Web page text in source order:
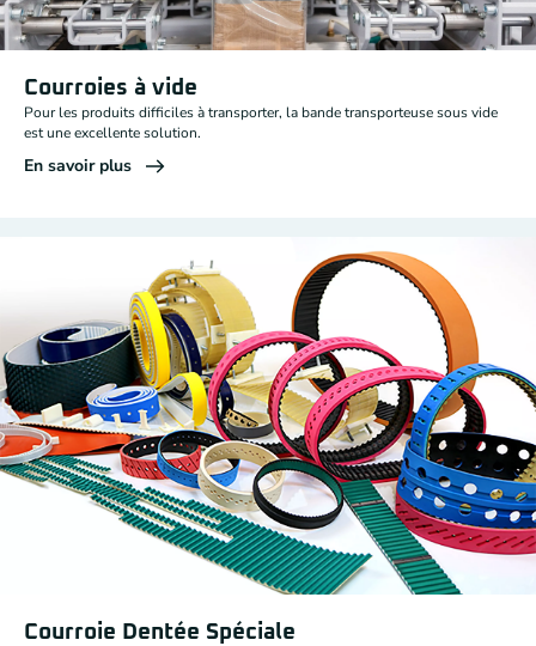
Courroies à vide
Pour les produits difficiles à transporter, la bande transporteuse sous vide
est une excellente solution.
En savoir plus
Courroie Dentée Spéciale